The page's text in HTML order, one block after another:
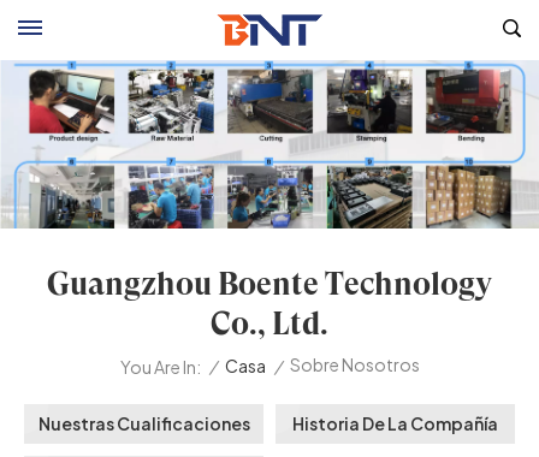
Guangzhou Boente Technology
Co., Ltd.
You Are In: / Casa / Sobre Nosotros
Nuestras Cualificaciones Historia De La Compañía